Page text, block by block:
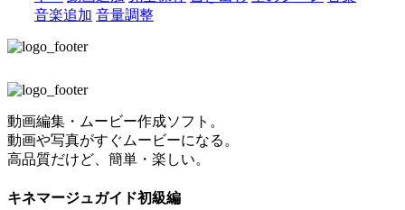
音楽追加 音量調整
動画編集・ムービー作成ソフト。
動画や写真がすぐムービーになる。
高品質だけど、簡単・楽しい。
キネマージュガイド初級編